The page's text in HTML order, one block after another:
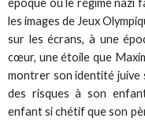
époque où le régime nazi
les images de Jeux
sur les écrans, à une
cœur, une étoile que
montrer son identité
des risques à son
enfant si chétif que son